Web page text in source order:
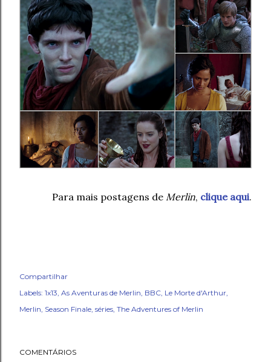
Para mais postagens de Merlin, clique aqui.
Compartilhar
Labels: 1x13 As Aventuras de Merlin BBC Le Morte d'Arthur
Merlin Season Finale séries The Adventures of Merlin
COMENTÁRIOS